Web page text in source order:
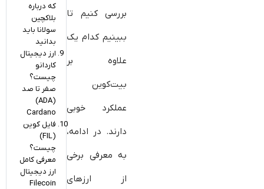
بررسی کنیم تا
ببینیم کدام یک
علاوه بر
بیت‌کوین
عملکرد خوبی
دارند. در ادامه،
به معرفی برخی
از ارزهای
که درباره
بلاکچین
سولانا باید
بدانید
ارز دیجیتال
کاردانو
چیست؟
صفر تا صد
(ADA)
Cardano
فایل کوین
(FIL)
چیست؟
معرفی کامل
ارز دیجیتال
Filecoin